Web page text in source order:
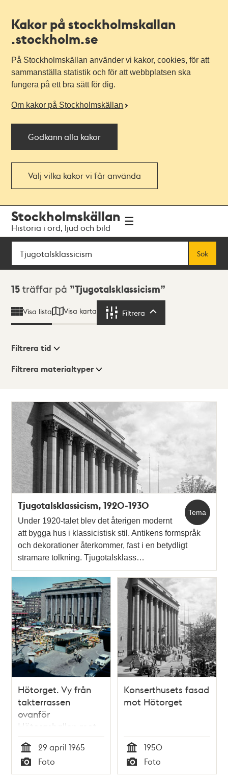
Kakor på stockholmskallan
.stockholm.se
På Stockholmskällan använder vi kakor, cookies, för att
sammanställa statistik och för att webbplatsen ska
fungera på ett bra sätt för dig.
Om kakor på Stockholmskällan
Godkänn alla kakor
Välj vilka kakor vi får använda
navigationen
huvudinnehållet
Stockholmskällan
Historia i ord, ljud och bild
Sök
Sök
Sökresultat
15 träffar på Tjugotalsklassicism
Visa lista Visa karta Filtrera
Visningsläge
ListaKarta
Filtrera tid
Filtrera materialtyper
Tema
Tjugotalsklassicism, 1920-1930
Under 1920-talet blev det återigen modernt
att bygga hus i klassicistisk stil. Antikens formspråk
och dekorationer återkommer, fast i en betydligt
stramare tolkning. Tjugotalsklass…
Hötorget. Vy från
takterrassen
ovanför
Hötorgshallen mot
Konserthuset.
Grönsaksförsäljning
på torget
Tid
29 april 1965
Typ
Foto
Konserthusets fasad
mot Hötorget
Tid
1950
Typ
Foto